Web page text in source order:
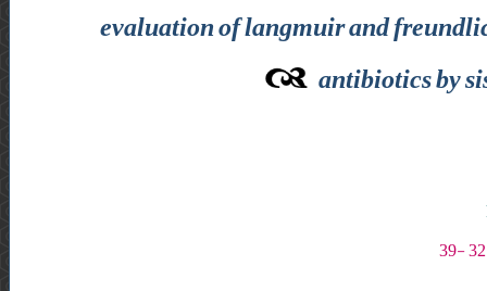
evaluation of langmuir and
antibiotics by